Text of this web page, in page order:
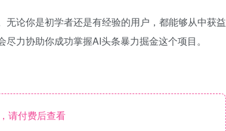
论你是初学者还是有经验的用户，都能够从中获益
力协助你成功掌握AI头条暴力掘金这个项目。
请付费后查看